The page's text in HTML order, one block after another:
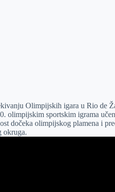
Olimpijskih igara u Rio de
olimpijskim sportskim igrama
dočeka olimpijskog plamena i
okruga.